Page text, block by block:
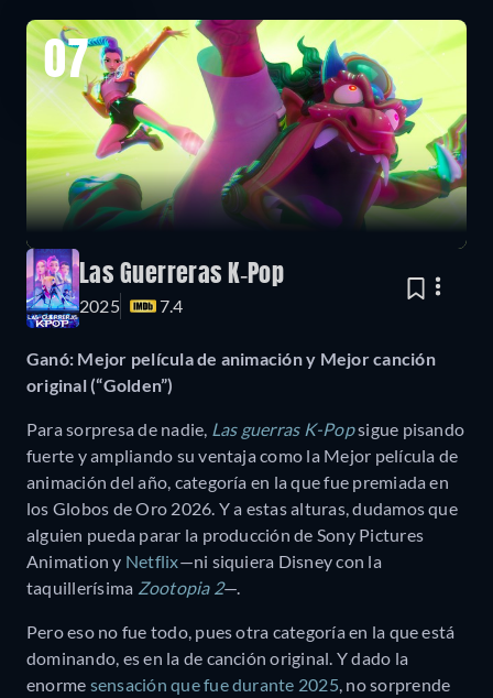
07
Las Guerreras K-Pop
2025 7.4
Ganó: Mejor película de animación y Mejor canción
original (“Golden”)
Para sorpresa de nadie, Las guerras K-Popsigue pisando
fuerte y ampliando su ventaja como la Mejor película de
animación del año, categoría en la que fue premiada en
los Globos de Oro 2026. Y a estas alturas, dudamos que
alguien pueda parar la producción de Sony Pictures
Animation y Netflix—ni siquiera Disney con la
taquillerísima Zootopia 2—.
Pero eso no fue todo, pues otra categoría en la que está
dominando, es en la de canción original. Y dado la
enorme sensación que fue durante 2025 , no sorprende